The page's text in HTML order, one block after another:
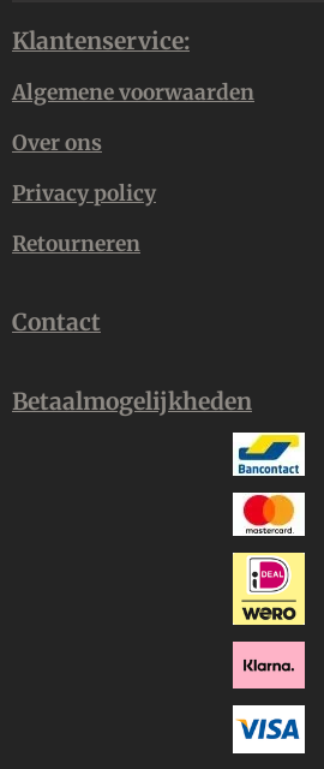
Klantenservice:
Algemene voorwaarden
Over ons
Privacy policy
Retourneren
Contact
Betaalmogelijkheden